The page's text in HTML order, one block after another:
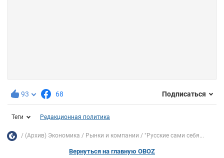
93 68 Подписаться
Теги Редакционная политика
(Архив) Экономика Рынки и компании "Русские сами себя...
Вернуться на главную OBOZ